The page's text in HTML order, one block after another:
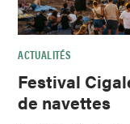
ACTUALITÉS
Festival
de navettes